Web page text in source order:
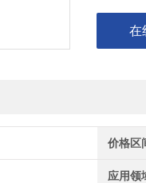
在
价格区
应用领